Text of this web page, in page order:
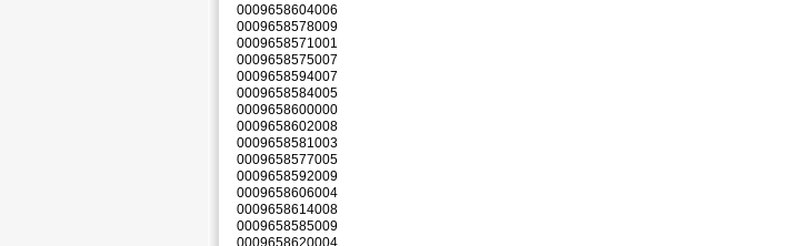
0009658604006
0009658578009
0009658571001
0009658575007
0009658594007
0009658584005
0009658600000
0009658602008
0009658581003
0009658577005
0009658592009
0009658606004
0009658614008
0009658585009